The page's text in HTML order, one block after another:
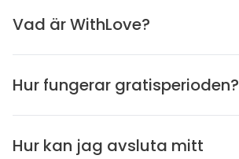
Vad är WithLove?
Hur fungerar gratisperioden?
Hur kan jag avsluta mitt